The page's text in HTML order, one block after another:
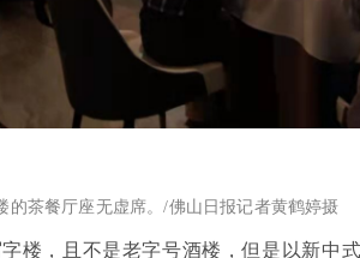
的茶餐厅座无虚席。/佛山日报记者黄鹤婷摄
楼，且不是老字号酒楼，但是以新中